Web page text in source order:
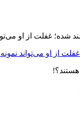
از او می‌تواند